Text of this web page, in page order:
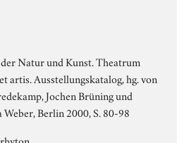
Natur und Kunst. Theatrum
artis. Ausstellungskatalog, hg. von
Jochen Brüning und
Berlin 2000, S. 80-98